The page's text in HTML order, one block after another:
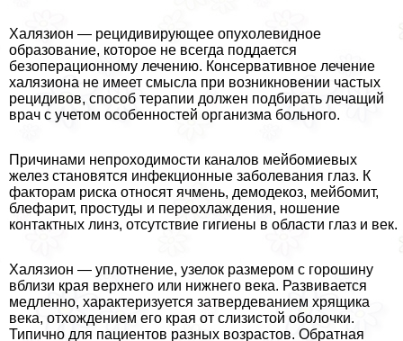
Халязион — рецидивирующее опухолевидное
образование, которое не всегда поддается
безоперационному лечению. Консервативное лечение
халязиона не имеет смысла при возникновении частых
рецидивов, способ терапии должен подбирать лечащий
врач с учетом особенностей организма больного.
Причинами непроходимости каналов мейбомиевых
желез становятся инфекционные заболевания глаз. К
факторам риска относят ячмень, демодекоз, мейбомит,
блефарит, простуды и переохлаждения, ношение
контактных линз, отсутствие гигиены в области глаз и век.
Халязион — уплотнение, узелок размером с горошину
вблизи края верхнего или нижнего века. Развивается
медленно, хаpaктеризуется затвердеванием хрящика
века, отхождением его края от слизистой оболочки.
Типично для пациентов разных возрастов. Обратная